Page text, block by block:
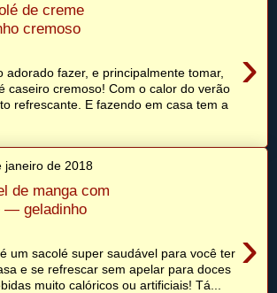
de creme
cremoso
›
adorado fazer, e principalmente tomar,
caseiro cremoso! Com o calor do verão
refrescante. E fazendo em casa tem a
janeiro de 2018
de manga com
— geladinho
›
um sacolé super saudável para você ter
e se refrescar sem apelar para doces
muito calóricos ou artificiais! Tá...